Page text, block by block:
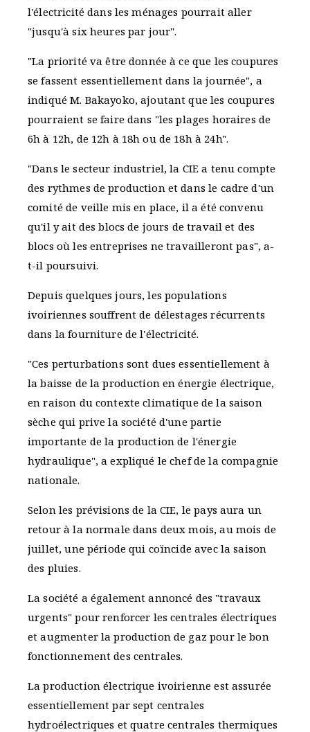
l'électricité dans les ménages pourrait aller
"jusqu'à six heures par jour".
"La priorité va être donnée à ce que les coupures
se fassent essentiellement dans la journée", a
indiqué M. Bakayoko, ajoutant que les coupures
pourraient se faire dans "les plages horaires de
6h à 12h, de 12h à 18h ou de 18h à 24h".
"Dans le secteur industriel, la CIE a tenu compte
des rythmes de production et dans le cadre d'un
comité de veille mis en place, il a été convenu
qu'il y ait des blocs de jours de travail et des
blocs où les entreprises ne travailleront pas", a-
t-il poursuivi.
Depuis quelques jours, les populations
ivoiriennes souffrent de délestages récurrents
dans la fourniture de l'électricité.
"Ces perturbations sont dues essentiellement à
la baisse de la production en énergie électrique,
en raison du contexte climatique de la saison
sèche qui prive la société d'une partie
importante de la production de l'énergie
hydraulique", a expliqué le chef de la compagnie
nationale.
Selon les prévisions de la CIE, le pays aura un
retour à la normale dans deux mois, au mois de
juillet, une période qui coïncide avec la saison
des pluies.
La société a également annoncé des "travaux
urgents" pour renforcer les centrales électriques
et augmenter la production de gaz pour le bon
fonctionnement des centrales.
La production électrique ivoirienne est assurée
essentiellement par sept centrales
hydroélectriques et quatre centrales thermiques